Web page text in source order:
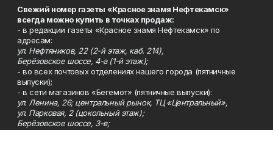
Свежий номер газеты «Красное знамя Нефтекамск»
всегда можно купить в точках продаж:
- в редакции газеты «Красное знамя Нефтекамск» по
адресам:
ул. Нефтяников, 22 (2-й этаж, каб. 214),
Берёзовское шоссе, 4-а (1-й этаж);
- во всех почтовых отделениях нашего города (пятничные
выпуски);
- в сети магазинов «Бегемот» (пятничные выпуски):
ул. Ленина, 26; центральный рынок, ТЦ «Центральный»,
ул. Парковая, 2 (цокольный этаж);
Берёзовское шоссе, 3-в;
- на центральном рынке (пятничные выпуски);